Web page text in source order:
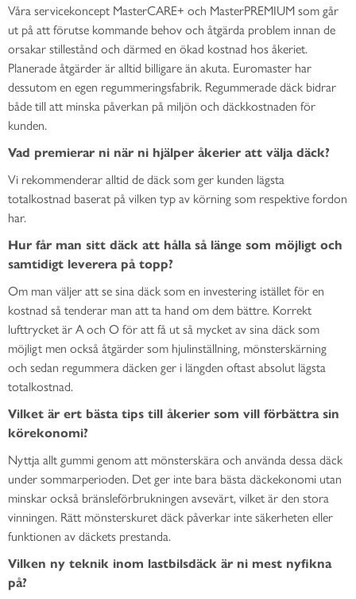
Våra servicekoncept MasterCARE+ och MasterPREMIUM som går
ut på att förutse kommande behov och åtgärda problem innan de
orsakar stillestånd och därmed en ökad kostnad hos åkeriet.
Planerade åtgärder är alltid billigare än akuta. Euromaster har
dessutom en egen regummeringsfabrik. Regummerade däck bidrar
både till att minska påverkan på miljön och däckkostnaden för
kunden.
Vad premierar ni när ni hjälper åkerier att välja däck?
Vi rekommenderar alltid de däck som ger kunden lägsta
totalkostnad baserat på vilken typ av körning som respektive fordon
har.
Hur får man sitt däck att hålla så länge som möjligt och
samtidigt leverera på topp?
Om man väljer att se sina däck som en investering istället för en
kostnad så tenderar man att ta hand om dem bättre. Korrekt
lufttrycket är A och O för att få ut så mycket av sina däck som
möjligt men också åtgärder som hjulinställning, mönsterskärning
och sedan regummera däcken ger i längden oftast absolut lägsta
totalkostnad.
Vilket är ert bästa tips till åkerier som vill förbättra sin
körekonomi?
Nyttja allt gummi genom att mönsterskära och använda dessa däck
under sommarperioden. Det ger inte bara bästa däckekonomi utan
minskar också bränsleförbrukningen avsevärt, vilket är den stora
vinningen. Rätt mönsterskuret däck påverkar inte säkerheten eller
funktionen av däckets prestanda.
Vilken ny teknik inom lastbilsdäck är ni mest nyfikna
på?